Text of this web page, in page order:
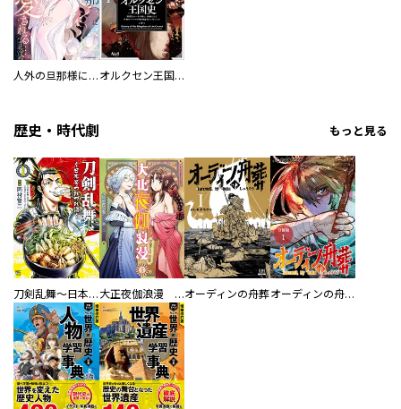
人外の旦那様に娶られ毎晩ナカまで愛される…。アンソロジー オルクセン王国史
歴史・時代劇 もっと見る
刀剣乱舞～日本号つれづれ酒～ 大正夜伽浪漫 －金曜日の花嫁—オーディンの舟葬 オーディンの舟葬 分冊版